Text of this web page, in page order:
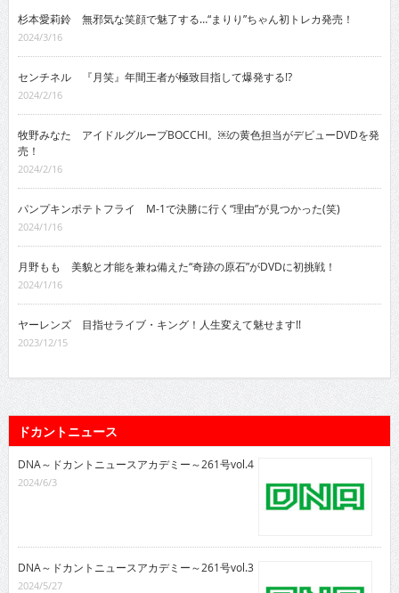
杉本愛莉鈴 無邪気な笑顔で魅了する…“まりり”ちゃん初トレカ発売！
2024/3/16
センチネル 『月笑』年間王者が極致目指して爆発する!?
2024/2/16
牧野みなた アイドルグループBOCCHI。￼の黄色担当がデビューDVDを発
売！
2024/2/16
パンプキンポテトフライ M-1で決勝に行く“理由”が見つかった(笑)
2024/1/16
月野もも 美貌と才能を兼ね備えた“奇跡の原石”がDVDに初挑戦！
2024/1/16
ヤーレンズ 目指せライブ・キング！人生変えて魅せます!!
2023/12/15
ドカントニュース
DNA～ドカントニュースアカデミー～261号vol.4
2024/6/3
DNA～ドカントニュースアカデミー～261号vol.3
2024/5/27